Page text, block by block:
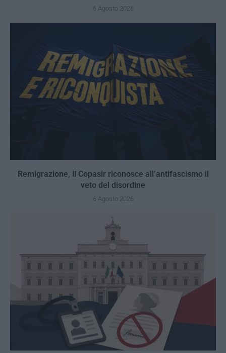
6 Agosto 2026
Remigrazione, il Copasir riconosce all’antifascismo il
veto del disordine
6 Agosto 2026